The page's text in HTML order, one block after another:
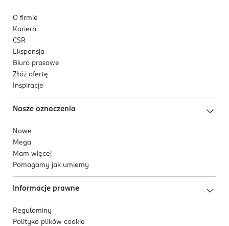
O firmie
Kariera
CSR
Ekspansja
Biuro prasowe
Złóż ofertę
Inspiracje
Nasze oznaczenia
Nowe
Mega
Mam więcej
Pomagamy jak umiemy
Informacje prawne
Regulaminy
Polityka plików cookie